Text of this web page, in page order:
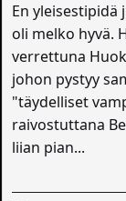
En
oli melko hyvä.
verrettuna
johon pystyy
"täydelliset
raivostuttana
liian pian...